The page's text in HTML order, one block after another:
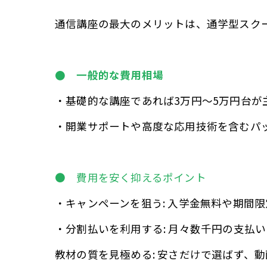
通信講座の最大のメリットは、通学型ス
● 一般的な費用相場
・基礎的な講座であれば3万円〜5万円台が
・開業サポートや高度な応用技術を含む
● 費用を安く抑えるポイント
・キャンペーンを狙う: 入学金無料や期間
・分割払いを利用する: 月々数千円の支払
教材の質を見極める: 安さだけで選ばず、